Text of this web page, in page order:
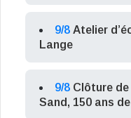
9/8 Atelier
Lange
9/8 Clôture de
Sand, 150 ans